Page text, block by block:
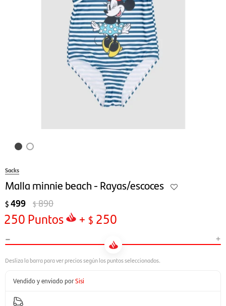
Sacks
Malla minnie beach - Rayas/escoces
$ 499 $890
250 Puntos + $ 250
- +
Vendido y enviado porSisi